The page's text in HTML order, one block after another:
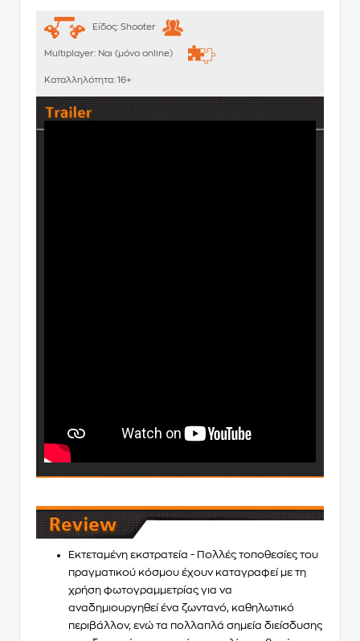
Είδος: Shooter
Multiplayer: Ναι (μόνο online)
Καταλληλότητα: 16+
Εκτεταμένη εκστρατεία - Πολλές τοποθεσίες του
πραγματικού κόσμου έχουν καταγραφεί με τη
χρήση φωτογραμμετρίας για να
αναδημιουργηθεί ένα ζωντανό, καθηλωτικό
περιβάλλον, ενώ τα πολλαπλά σημεία διείσδυσης